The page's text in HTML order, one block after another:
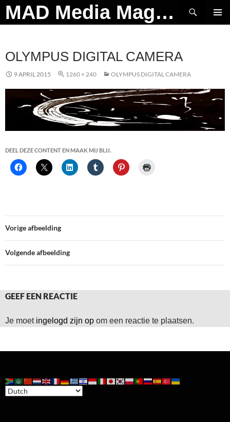
Ga
naar
MAD Media Magazine
Zoeken
OLYMPUS DIGITAL CAMERA
9 APRIL 2015 1260 × 240 OLYMPUS DIGITAL CAMERA
DEEL DEZE CONTENT EN MAAK MIJ BLIJ.
Vorige afbeelding
Volgende afbeelding
GEEF EEN REACTIE
Je moet ingelogd zijn op om een reactie te plaatsen.